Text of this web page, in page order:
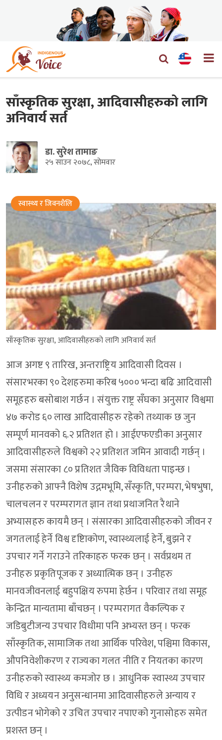
साँस्कृतिक सुरक्षा, आदिवासीहरुको लागि
अनिवार्य सर्त
डा. सुरेश तामाङ
२५ साउन २०७८, सोमवार
स्वास्थ्य र जिवनशैलि
साँस्कृतिक सुरक्षा, आदिवासीहरुको लागि अनिवार्य सर्त
आज अगष्ट ९ तारिख, अन्तराष्ट्रिय आदिवासी दिवस ।
संसारभरका ९० देशहरुमा करिब ५००० भन्दा बढि आदिवासी
समूहहरु बसोबाश गर्छन । संयुक्त राष्ट्र सँघका अनुसार विश्वमा
४७ करोड ६० लाख आदिवासीहरु रहेको तथ्याक छ जुन
सम्पूर्ण मानवको ६.२ प्रतिशत हो । आईएफएडीका अनुसार
आदिवासीहरुले विश्वको २२ प्रतिशत जमिन आवादी गर्छन् ।
जसमा संसारका ८० प्रतिशत जैविक विविधता पाइन्छ ।
उनीहरुको आफ्नै विशेष उद्गमभूमि, सँस्कृति, परम्परा, भेषभुषा,
चालचलन र परम्परागत ज्ञान तथा प्रथाजनित रैथाने
अभ्यासहरु कायमै छन् । संसारका आदिवासीहरुको जीवन र
जगतलाई हेर्ने विश्व दृष्टिाकोण, स्वास्थ्यलाई हेर्ने, बुझने र
उपचार गर्ने गराउने तरिकाहरु फरक छन् । सर्वप्रथम त
उनीहरु प्रकृतिपूजक र अध्यात्मिक छन् । उनीहरु
मानवजीवनलाई बहुपक्षिय रुपमा हेर्छन । परिवार तथा समूह
केन्द्रित मान्यतामा बाँचछन् । परम्परागत वैकल्पिक र
जडिबुटीजन्य उपचार विधीमा पनि अभ्यस्त छन् । फरक
साँस्कृतिक, सामाजिक तथा आर्थिक परिवेश, पश्चिमा विकास,
औपनिवेशीकरण र राज्यका गलत नीति र नियतका कारण
उनीहरुको स्वास्थ्य कमजोर छ । आधुनिक स्वास्थ्य उपचार
विधि र अध्ययन अनुसन्धानमा आदिवासीहरुले अन्याय र
उत्पीडन भोगेको र उचित उपचार नपाएको गुनासोहरु समेत
प्रशस्त छन् ।